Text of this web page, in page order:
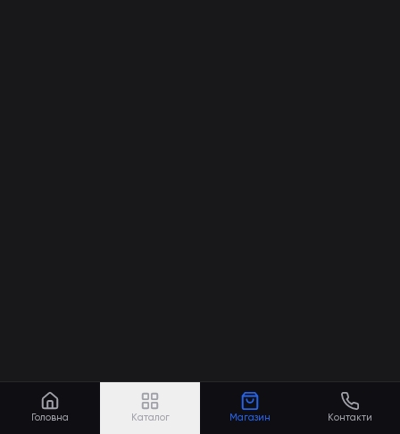
Головна Каталог Магазин Контакти